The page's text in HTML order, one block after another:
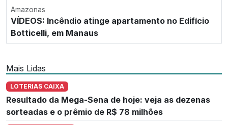
Amazonas
VÍDEOS: Incêndio atinge apartamento no Edifício
Botticelli, em Manaus
Mais Lidas
LOTERIAS CAIXA
Resultado da Mega-Sena de hoje: veja as dezenas
sorteadas e o prêmio de R$ 78 milhões